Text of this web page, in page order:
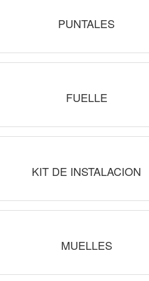
PUNTALES
FUELLE
KIT DE INSTALACION
MUELLES